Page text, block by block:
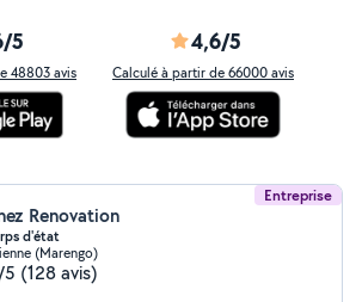
5
48803 avis
4,6/5
Calculé à partir de 66000 avis
Entreprise
Renovation
d'état
(Marengo)
(128 avis)